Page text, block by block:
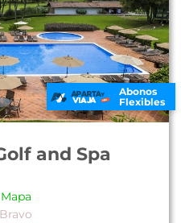
Abonos
Flexibles
and Spa